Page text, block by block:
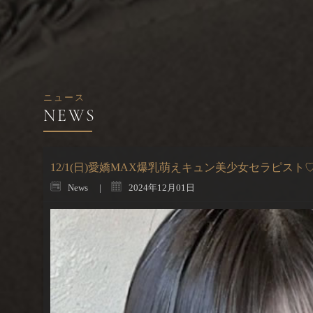
ニュース
12/1(日)愛嬌MAX爆乳萌えキュン美少女セラピスト
News 2024年12月01日